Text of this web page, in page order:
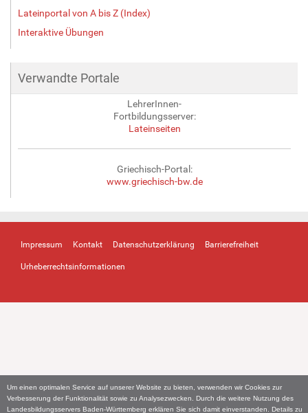
Um einen optimalen Service auf unserer Website zu bieten, verwenden wir Cookies zur
Verbesserung der Funktionalität sowie zu Analysezwecken. Durch die weitere Nutzung des
Landesbildungsservers Baden-Württemberg erklären Sie sich damit einverstanden. Details zu
Lateinportal von A bis Z (Index)
Interaktive Übungen
Verwandte Portale
LehrerInnen-
Fortbildungsserver:
Lateinseiten
Griechisch-Portal:
www.griechisch-bw.de
Impressum Kontakt Datenschutzerklärung Barrierefreiheit
Urheberrechtsinformationen